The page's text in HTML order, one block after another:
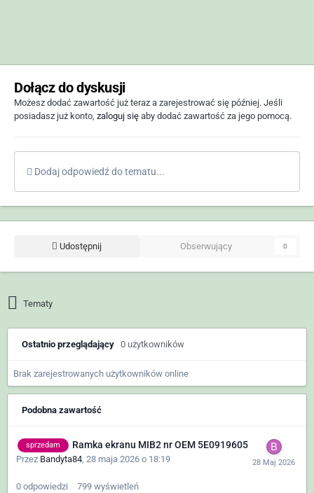
Dołącz do dyskusji
Możesz dodać zawartość już teraz a zarejestrować się później. Jeśli
posiadasz już konto, zaloguj się aby dodać zawartość za jego pomocą.
Dodaj odpowiedź do tematu...
Udostępnij Obserwujący 0
Tematy
Ostatnio przeglądający 0 użytkowników
Brak zarejestrowanych użytkowników online
Podobna zawartość
sprzedam Ramka ekranu MIB2 nr OEM 5E0919605
Przez Bandyta84, 28 maja 2026 o 18:19
0 odpowiedzi 799 wyświetleń